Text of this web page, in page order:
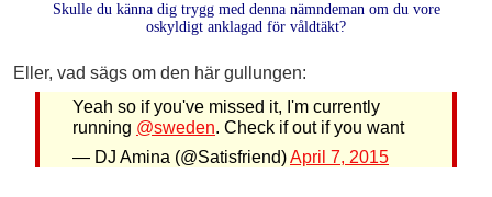
Skulle du känna dig trygg med denna nämndeman om du vore
oskyldigt anklagad för våldtäkt?
Eller, vad sägs om den här gullungen:
Yeah so if you've missed it, I'm currently
running @sweden. Check if out if you want
— DJ Amina (@Satisfriend)April 7, 2015